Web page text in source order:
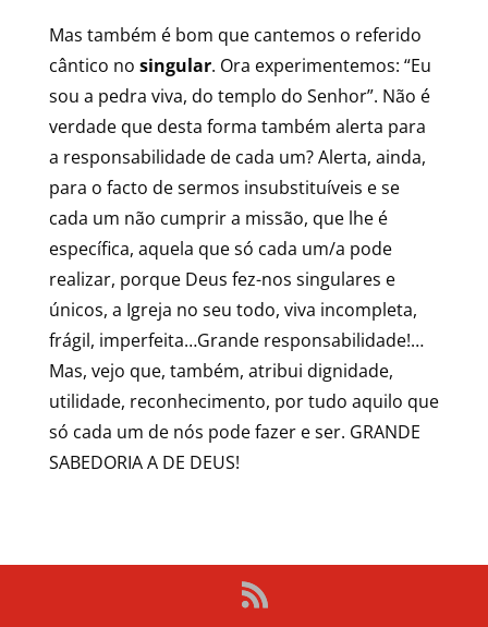
Mas também é bom que cantemos o referido
cântico no singular. Ora experimentemos: “Eu
sou a pedra viva, do templo do Senhor”. Não é
verdade que desta forma também alerta para
a responsabilidade de cada um? Alerta, ainda,
para o facto de sermos insubstituíveis e se
cada um não cumprir a missão, que lhe é
específica, aquela que só cada um/a pode
realizar, porque Deus fez-nos singulares e
únicos, a Igreja no seu todo, viva incompleta,
frágil, imperfeita…Grande responsabilidade!…
Mas, vejo que, também, atribui dignidade,
utilidade, reconhecimento, por tudo aquilo que
só cada um de nós pode fazer e ser. GRANDE
SABEDORIA A DE DEUS!